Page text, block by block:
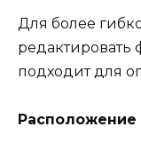
Для более
редактировать
подходит для